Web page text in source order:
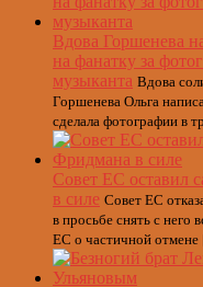
Вдова Горшенева
на фанатку за
музыканта Вдова
Горшенева Ольга
сделала фотографии в
Совет ЕС оставил
в силе Совет ЕС
в просьбе снять с него
ЕС о частичной